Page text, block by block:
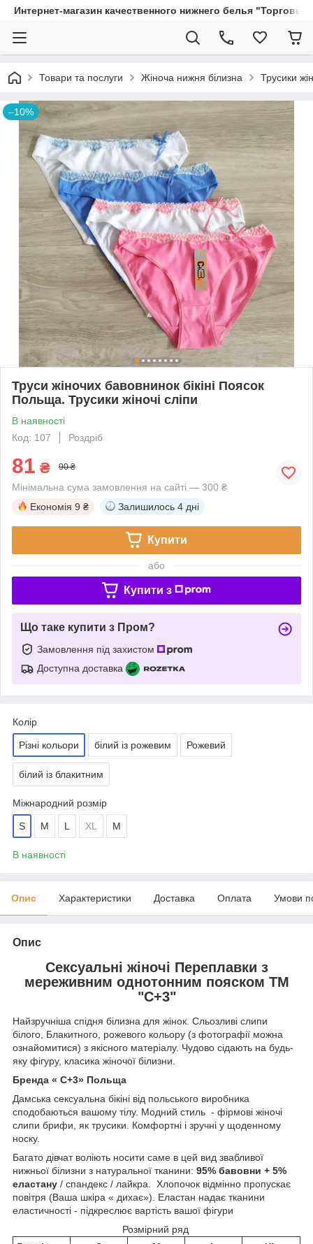
Интернет-магазин качественного нижнего белья
Товари та послуги Жіноча нижня білизна Трусики
–10%
Труси жіночих бавовнинок бікіні Поясок
Польща. Трусики жіночі сліпи
В наявності
Код: 107
Роздріб
81 ₴ 90 ₴
Мінімальна сума замовлення на сайті — 300 ₴
Економія 9 ₴ Залишилось 4 дні
Купити
або
Купити з
Що таке купити з Пром?
Замовлення під захистом
Доступна доставка
Колір
Різні кольори білий із рожевим Рожевий
білий із блакитним
Міжнародний розмір
S M L XL М
В наявності
Опис Характеристики Доставка Оплата Умови
Опис
Сексуальні жіночі Переплавки з
мереживним однотонним пояском ТМ
"C+3"
Найзручніша спідня білизна для жінок. Сльозливі слипи
білого, Блакитного, рожевого кольору (з фотографії можна
ознайомитися) з якісного матеріалу. Чудово сідають на будь-
яку фігуру, класика жіночої білизни.
Бренда « С+3» Польща
Дамська сексуальна бікіні від польського виробника
сподобаються вашому тілу. Модний стиль - фірмові жіночі
слипи брифи, як трусики. Комфортні і зручні у щоденному
носку.
Багато дівчат воліють носити саме в цей вид звабливої
нижньої білизни з натуральної тканини: 95% бавовни + 5%
еластану / спандекс / лайкра. Хлопочок відмінно пропускає
повітря (Ваша шкіра « дихає»). Еластан надає тканини
еластичності - підкреслює вартість вашої фігури
Розмірний ряд